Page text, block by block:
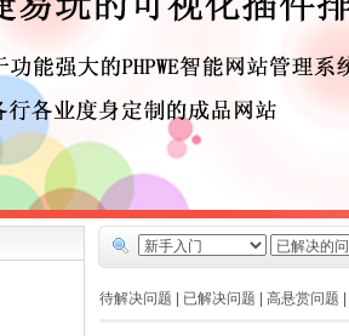
待解决问题 已解决问题 高悬赏问题